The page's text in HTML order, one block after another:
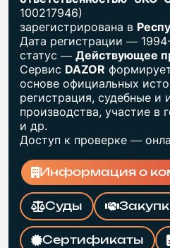
100217946)
зарегистрирована в
Дата регистрации —
статус — Действующее
Сервис DAZOR
основе официальных
регистрация, судебные и
производства, участие в
и др.
Доступ к проверке —
Информация о
Суды
Сертификаты